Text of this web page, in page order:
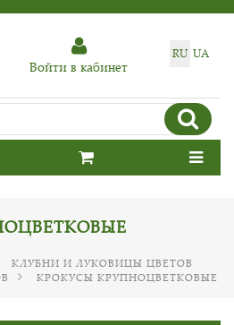
RU UA
Войти в кабинет
КЛУБНИ И ЛУКОВИЦЫ ЦВЕТОВ
КРОКУСЫ КРУПНОЦВЕТКОВЫЕ